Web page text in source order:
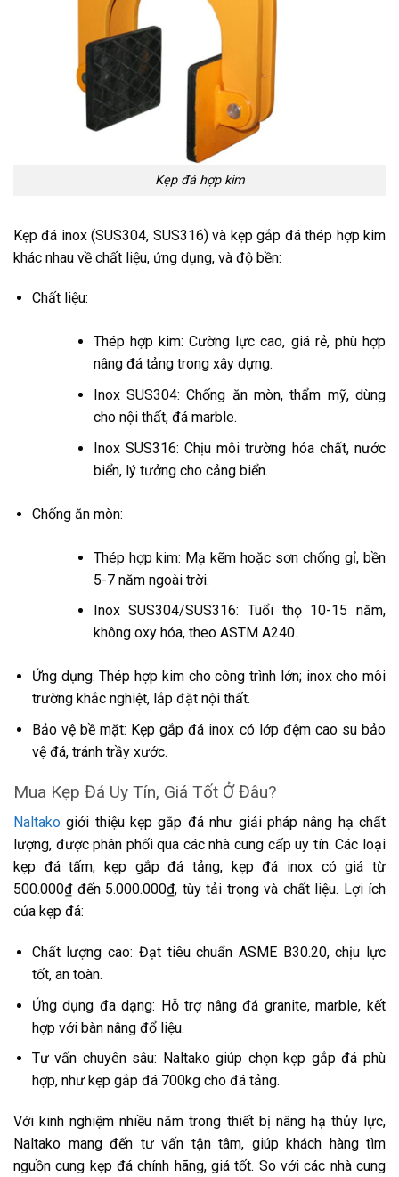
Kẹp đá hợp kim
Kẹp đá inox (SUS304, SUS316) và kẹp gắp đá thép hợp kim
khác nhau về chất liệu, ứng dụng, và độ bền:
Chất liệu:
Thép hợp kim: Cường lực cao, giá rẻ, phù hợp
nâng đá tảng trong xây dựng.
Inox SUS304: Chống ăn mòn, thẩm mỹ, dùng
cho nội thất, đá marble.
Inox SUS316: Chịu môi trường hóa chất, nước
biển, lý tưởng cho cảng biển.
Chống ăn mòn:
Thép hợp kim: Mạ kẽm hoặc sơn chống gỉ, bền
5-7 năm ngoài trời.
Inox SUS304/SUS316: Tuổi thọ 10-15 năm,
không oxy hóa, theo ASTM A240.
Ứng dụng: Thép hợp kim cho công trình lớn; inox cho môi
trường khắc nghiệt, lắp đặt nội thất.
Bảo vệ bề mặt: Kẹp gắp đá inox có lớp đệm cao su bảo
vệ đá, tránh trầy xước.
Mua Kẹp Đá Uy Tín, Giá Tốt Ở Đâu?
Naltako giới thiệu kẹp gắp đá như giải pháp nâng hạ chất
lượng, được phân phối qua các nhà cung cấp uy tín. Các loại
kẹp đá tấm, kẹp gắp đá tảng, kẹp đá inox có giá từ
500.000₫ đến 5.000.000₫, tùy tải trọng và chất liệu. Lợi ích
của kẹp đá:
Chất lượng cao: Đạt tiêu chuẩn ASME B30.20, chịu lực
tốt, an toàn.
Ứng dụng đa dạng: Hỗ trợ nâng đá granite, marble, kết
hợp với bàn nâng đổ liệu.
Tư vấn chuyên sâu: Naltako giúp chọn kẹp gắp đá phù
hợp, như kẹp gắp đá 700kg cho đá tảng.
Với kinh nghiệm nhiều năm trong thiết bị nâng hạ thủy lực,
Naltako mang đến tư vấn tận tâm, giúp khách hàng tìm
nguồn cung kẹp đá chính hãng, giá tốt. So với các nhà cung